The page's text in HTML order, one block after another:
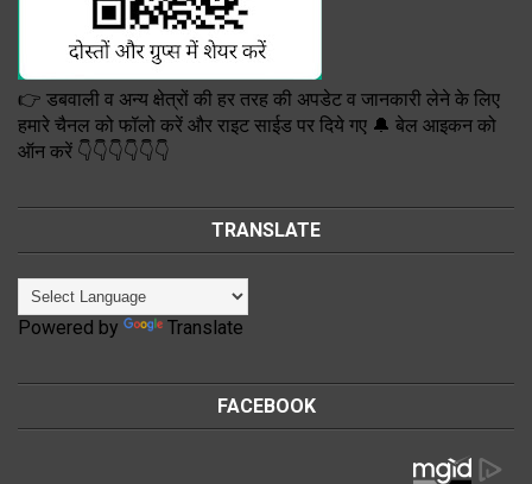
👉 डबवाली व अन्य क्षेत्रों की हर तरह की अपडेट व जानकारी लेने के लिए
हमारे चैनल को फॉलो करें और राइट साईड पर दिये गए 🔔 बेल आइकन को
ऑन करें 👇👇👇👇👇👇
TRANSLATE
Powered by Translate
FACEBOOK